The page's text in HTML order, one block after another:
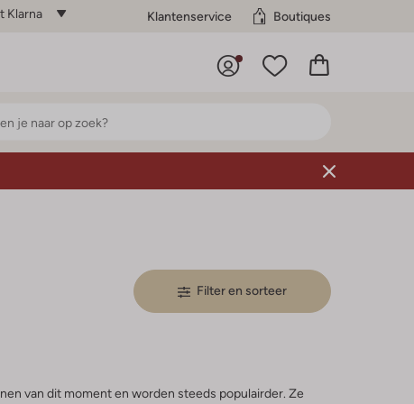
Klarna Klantenservice Boutiques
Filter en sorteer
van dit moment en worden steeds populairder. Ze